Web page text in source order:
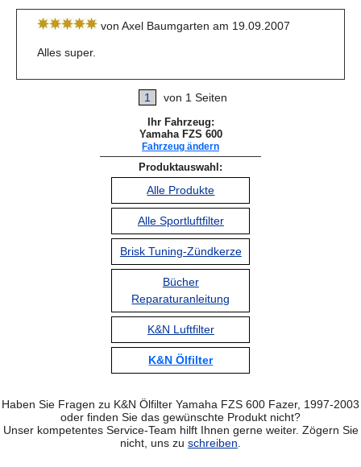
von Axel Baumgarten am 19.09.2007
Alles super.
1 von 1 Seiten
Ihr Fahrzeug:
Yamaha FZS 600
Fahrzeug ändern
Produktauswahl:
Alle Produkte
Alle Sportluftfilter
Brisk Tuning-Zündkerze
Bücher
Reparaturanleitung
K&N Luftfilter
K&N Ölfilter
Haben Sie Fragen zu K&N Ölfilter Yamaha FZS 600 Fazer, 1997-2003
oder finden Sie das gewünschte Produkt nicht?
Unser kompetentes Service-Team hilft Ihnen gerne weiter. Zögern Sie
nicht, uns zu schreiben.